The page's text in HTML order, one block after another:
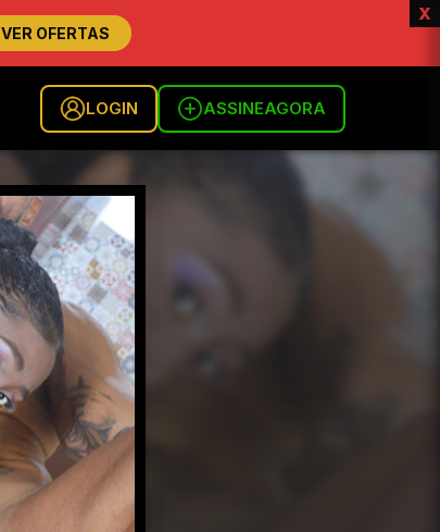
VER OFERTAS
x
LOGIN ASSINEAGORA